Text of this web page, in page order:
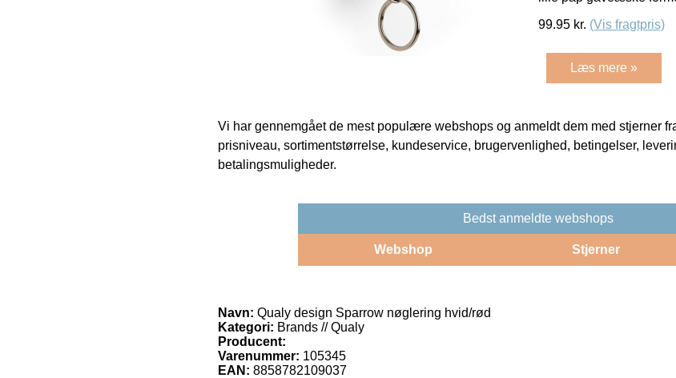
99.95 kr. (Vis fragtpris)
Læs mere »
Vi har gennemgået de mest populære webshops og anmeldt dem med stjerner
prisniveau, sortimentstørrelse, kundeservice, brugervenlighed, betingelser,
betalingsmuligheder.
Bedst anmeldte webshops
Webshop Stjerner
Navn: Qualy design Sparrow nøglering hvid/rød
Kategori: Brands // Qualy
Producent:
Varenummer: 105345
EAN: 8858782109037